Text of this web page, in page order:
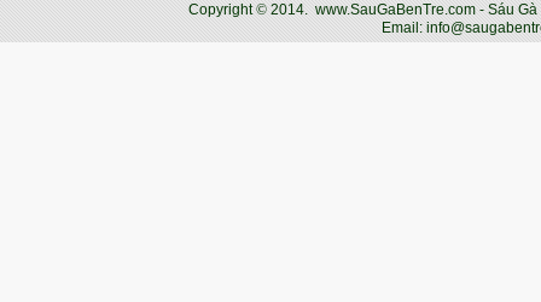
Copyright© 2014. www.SauGaBenTre.com - Sáu
Email: